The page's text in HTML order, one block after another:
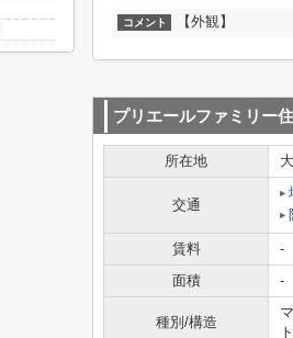
コメント 【外観】
プリエールファミリー
所在地
交通
賃料
-
面積
-
種別/構造
ト